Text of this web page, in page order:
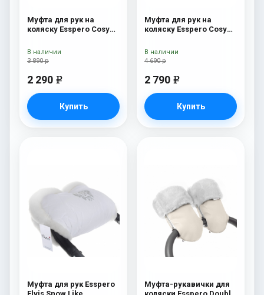
Муфта для рук на
коляску Esspero Cosy
3 890 р
2 290 e
Купить
В наличии
Муфта для рук на
коляску Esspero Cosy
4 690 р
2 790 e
Купить
В наличии
Муфта для рук Esspero
Муфта-рукавички для